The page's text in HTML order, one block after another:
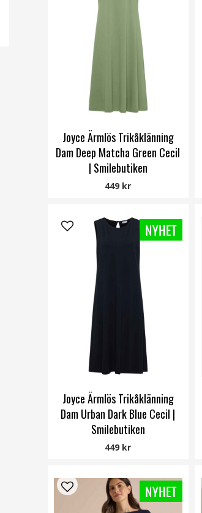
Joyce Ärmlös Trikåklänning
Dam Deep Matcha Green Cecil
| Smilebutiken
Cecil
449 kr
Joyce Ärmlös Trikåklänning
Dam Urban Dark Blue Cecil |
Smilebutiken
Cecil
449 kr